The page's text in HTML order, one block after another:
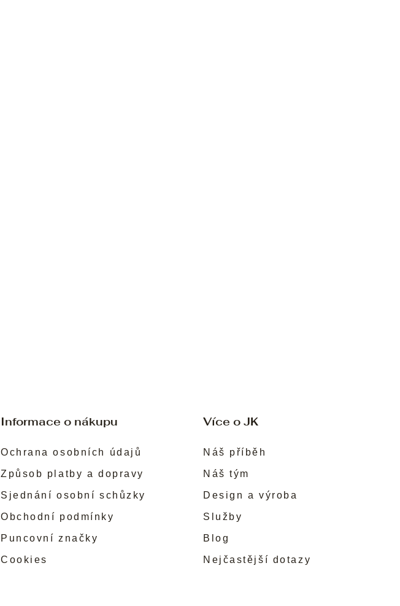
Informace o nákupu
Ochrana osobních údajů
Způsob platby a dopravy
Sjednání osobní schůzky
Obchodní podmínky
Puncovní značky
Cookies
Více o JK
Náš příběh
Náš tým
Design a výroba
Služby
Blog
Nejčastější dotazy